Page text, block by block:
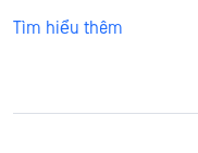
Tìm hiểu thêm